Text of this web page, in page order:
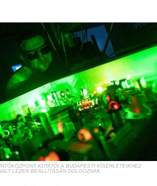
KUTATÓI A BUDAPESTI KÍSÉRLETEIKHEZ
LÉZER BEÁLLÍTÁSÁN DOLGOZNAK.